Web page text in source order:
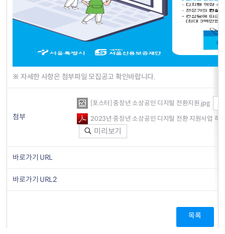
※ 자세한 사항은 첨부파일 모집공고 확인바랍니다.
첨부
[포스터] 중장년 소상공인 디지털 전환지원.jpg
2023년 중장년 소상공인 디지털 전환 지원사업 하
미리보기
바로가기 URL
바로가기 URL2
목록